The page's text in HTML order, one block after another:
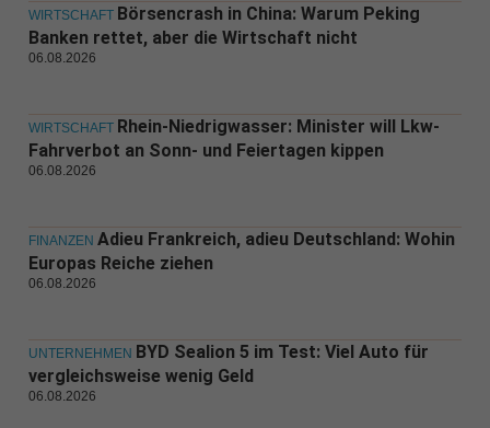
WIRTSCHAFT Börsencrash in China: Warum Peking
Banken rettet, aber die Wirtschaft nicht
06.08.2026
WIRTSCHAFT Rhein-Niedrigwasser: Minister will Lkw-
Fahrverbot an Sonn- und Feiertagen kippen
06.08.2026
FINANZEN Adieu Frankreich, adieu Deutschland: Wohin
Europas Reiche ziehen
06.08.2026
UNTERNEHMEN BYD Sealion 5 im Test: Viel Auto für
vergleichsweise wenig Geld
06.08.2026